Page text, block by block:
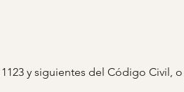
y siguientes del Código Civil,